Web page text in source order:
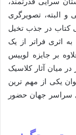
سرایی قدرتمند،
البته، تصویرگری
کتاب در جذب تخیل
اثری فراتر از یک
بر جایزه لوییس
در میان آثار کلاسیک
یکی از مهم ترین
سراسر جهان حضور